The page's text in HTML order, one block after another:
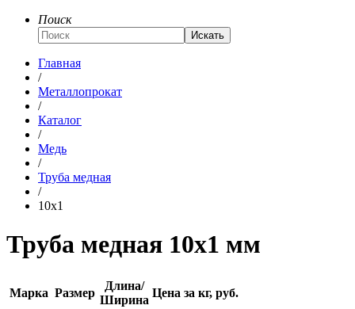
Поиск
Искать
Главная
/
Металлопрокат
/
Каталог
/
Медь
/
Труба медная
/
10x1
Труба медная 10x1 мм
Марка Размер
Длина/
Ширина
Цена за кг, руб.